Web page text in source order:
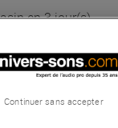
en 3 jour(s)
Continuer sans accepter